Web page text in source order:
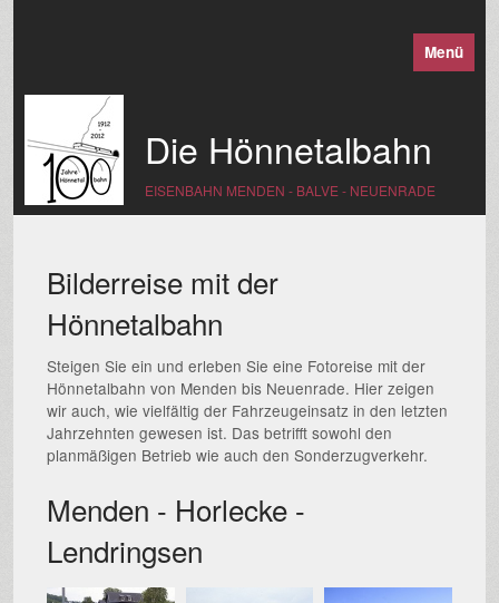
Menü
Die Hönnetalbahn
EISENBAHN MENDEN - BALVE - NEUENRADE
Bilderreise mit der
Hönnetalbahn
Steigen Sie ein und erleben Sie eine Fotoreise mit der
Hönnetalbahn von Menden bis Neuenrade. Hier zeigen
wir auch, wie vielfältig der Fahrzeugeinsatz in den letzten
Jahrzehnten gewesen ist. Das betrifft sowohl den
planmäßigen Betrieb wie auch den Sonderzugverkehr.
Menden - Horlecke -
Lendringsen